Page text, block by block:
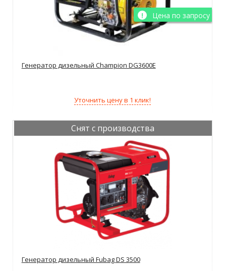
Цена по запросу
Генератор дизельный Champion DG3600E
Уточнить цену в 1 клик!
Снят с производства
Генератор дизельный Fubag DS 3500